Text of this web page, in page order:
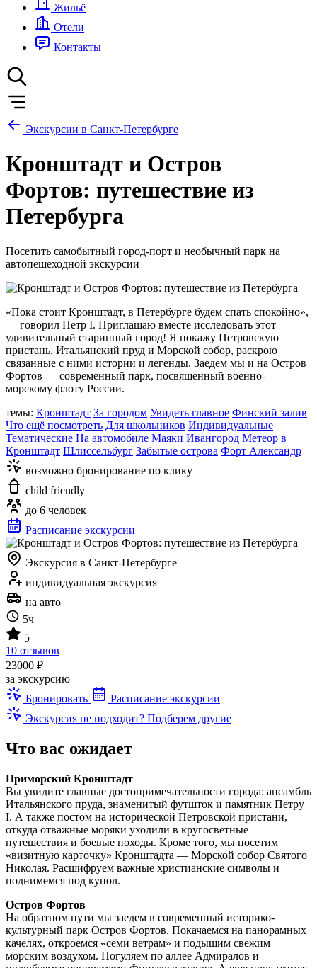
Жильё
Отели
Контакты
Экскурсии в Санкт-Петербурге
Кронштадт и Остров
Фортов: путешествие из
Петербурга
Посетить самобытный город-порт и необычный парк на
автопешеходной экскурсии
«Пока стоит Кронштадт, в Петербурге будем спать спокойно»,
— говорил Петр I. Приглашаю вместе исследовать этот
удивительный старинный город! Я покажу Петровскую
пристань, Итальянский пруд и Морской собор, раскрою
связанные с ними истории и легенды. Заедем мы и на Остров
Фортов — современный парк, посвященный военно-
морскому флоту России.
темы: Кронштадт За городом Увидеть главное Финский залив
Что ещё посмотреть Для школьников Индивидуальные
Тематические На автомобиле Маяки Ивангород Метеор в
Кронштадт Шлиссельбург Забытые острова Форт Александр
возможно бронирование по клику
child friendly
до 6 человек
Расписание экскурсии
Экскурсия в Санкт-Петербурге
индивидуальная экскурсия
на авто
5ч
5
10 отзывов
23000 ₽
за экскурсию
Бронировать
Расписание экскурсии
Экскурсия не подходит? Подберем другие
Что вас ожидает
Приморский Кронштадт
Вы увидите главные достопримечательности города: ансамбль
Итальянского пруда, знаменитый футшток и памятник Петру
I. А также постом на исторической Петровской пристани,
откуда отважные моряки уходили в кругосветные
путешествия и боевые походы. Кроме того, мы посетим
«визитную карточку» Кронштадта — Морской собор Святого
Николая. Расшифруем важные христианские символы и
поднимемся под купол.
Остров Фортов
На обратном пути мы заедем в современный историко-
культурный парк Остров Фортов. Покачаемся на панорамных
качелях, откроемся «семи ветрам» и подышим свежим
морским воздухом. Погуляем по аллее Адмиралов и